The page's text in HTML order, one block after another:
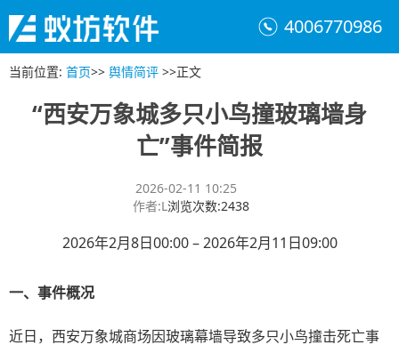
4006770986
当前位置: 首页>> 舆情简评 >>正文
“西安万象城多只小鸟撞玻璃墙身
亡”事件简报
2026-02-11 10:25
作者:L浏览次数:2438
2026年2月8日00:00 – 2026年2月11日09:00
一、事件概况
近日，西安万象城商场因玻璃幕墙导致多只小鸟撞击死亡事